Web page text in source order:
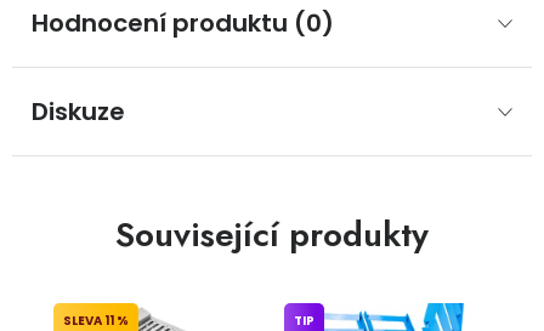
Hodnocení produktu (0)
Diskuze
Související produkty
11 % TIP